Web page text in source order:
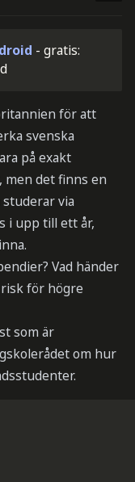
- gratis:
för att
svenska
på exakt
det finns en
via
i upp till ett år,
Vad händer
för högre
som är
om hur